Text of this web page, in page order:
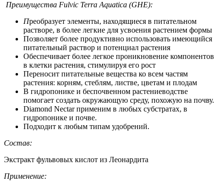
Преимущества Fulvic Terra Aquatica (GHE):
Преобразует элементы, находящиеся в питательном
растворе, в более легкие для усвоения растением формы
Позволяет более продуктивно использовать имеющийся
питательный раствор и потенциал растения
Обеспечивает более легкое проникновение компонентов
в клетки растения, стимулируя его рост
Переносит питательные вещества ко всем частям
растения: корням, стеблям, листве, цветам и плодам
В гидропонике и беспочвенном растениеводстве
помогает создать окружающую среду, похожую на почву.
Diamond Nectar применим в любых субстратах, в
гидропонике и почве.
Подходит к любым типам удобрений.
Состав:
Экстракт фульвовых кислот из Леонардита
Применение: